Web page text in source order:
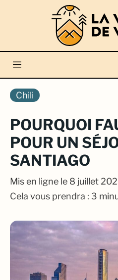
Menu
Chili
POURQUOI
POUR UN
SANTIAGO
Mis en ligne le 8 juillet
Cela vous prendra : 3